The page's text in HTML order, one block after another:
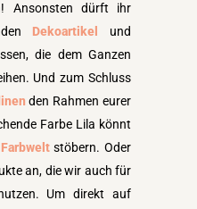
Ansonsten dürft ihr
Dekoartikel
und
die dem Ganzen
Und zum Schluss
den Rahmen eurer
Farbe Lila könnt
stöbern. Oder
an, die wir auch für
Um direkt auf